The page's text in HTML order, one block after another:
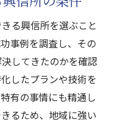
る興信所を選ぶこと
事例を調査し、その
してきたのかを確認
したプランや技術を
有の事情にも精通し
るため、地域に強い